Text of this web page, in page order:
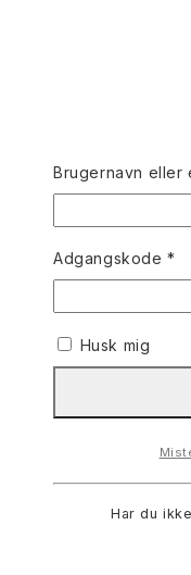
Brugernavn eller
Adgangskode*
Husk mig
Har du